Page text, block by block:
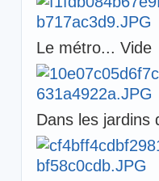
Le métro... Vide
Dans les jardins